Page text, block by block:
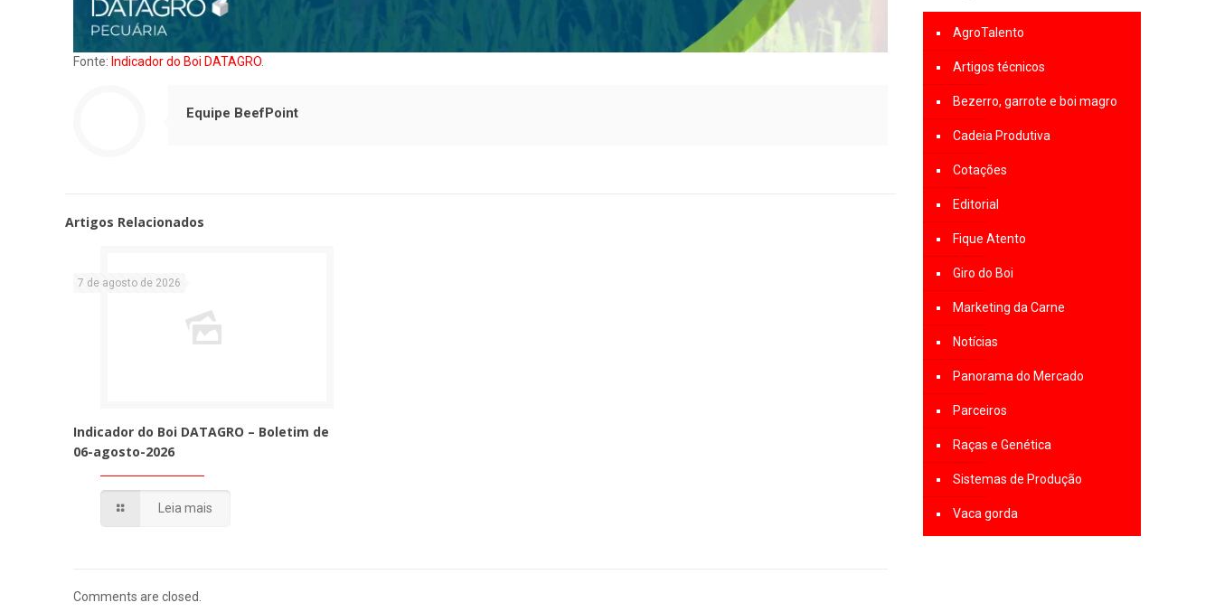
Fonte: Indicador do Boi DATAGRO
Equipe BeefPoint
Artigos Relacionados
7 de agosto de 2026
Indicador do Boi DATAGRO – Boletim de
06-agosto-2026
Leia mais
Comments are closed.
AgroTalento
Artigos técnicos
Bezerro, garrote e boi magro
Cadeia Produtiva
Cotações
Editorial
Fique Atento
Giro do Boi
Marketing da Carne
Notícias
Panorama do Mercado
Parceiros
Raças e Genética
Sistemas de Produção
Vaca gorda